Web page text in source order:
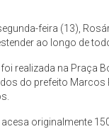
feira (13),
ao longo de
realizada na Praça
do prefeito Marcos
originalmente